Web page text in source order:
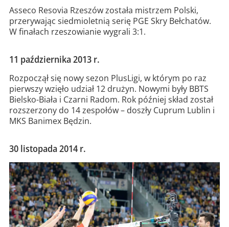
Asseco Resovia Rzeszów została mistrzem Polski,
przerywając siedmioletnią serię PGE Skry Bełchatów.
W finałach rzeszowianie wygrali 3:1.
11 października 2013 r.
Rozpoczął się nowy sezon PlusLigi, w którym po raz
pierwszy wzięło udział 12 drużyn. Nowymi były BBTS
Bielsko-Biała i Czarni Radom. Rok później skład został
rozszerzony do 14 zespołów – doszły Cuprum Lublin i
MKS Banimex Będzin.
30 listopada 2014 r.